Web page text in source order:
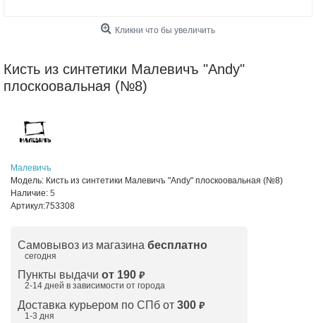
Кликни что бы увеличить
Кисть из синтетики Малевичъ "Andy"
плоскоовальная (№8)
Малевичъ
Модель: Кисть из синтетики Малевичъ "Andy" плоскоовальная (№8)
Наличие: 5
Артикул:753308
Самовывоз из магазина бесплатно
сегодня
Пункты выдачи от 190 ₽
2-14 дней в зависимости от города
Доставка курьером по СПб от 300 ₽
1-3 дня